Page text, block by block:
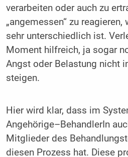
verarbeiten oder auch zu
„angemessen“ zu reagieren,
sehr unterschiedlich ist.
Moment hilfreich, ja sogar
Angst oder Belastung nicht
steigen.
Hier wird klar, dass im
Angehörige–BehandlerIn
Mitglieder des
diesen Prozess hat. Diese